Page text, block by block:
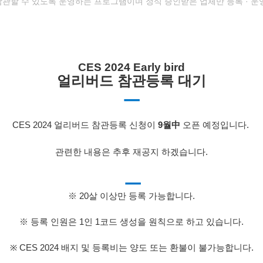
CES 2024 Early bird
얼리버드 참관등록 대기
ㅡ
CES 2024 얼리버드 참관등록 신청이 9월中 오픈 예정입니다.
관련한 내용은 추후 재공지 하겠습니다.
ㅡ
※ 20살 이상만 등록 가능합니다.
※ 등록 인원은 1인 1코드 생성을 원칙으로 하고 있습니다.
※ CES 2024 배지 및 등록비는 양도 또는 환불이 불가능합니다.